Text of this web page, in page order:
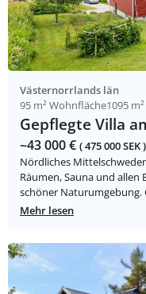
Västernorrlands län
95 m² Wohnfläche1095
Gepflegte Villa
~43 000 € ( 475 000 SEK )
Nördliches
Räumen, Sauna und
schöner Naturumgebung.
Mehr lesen